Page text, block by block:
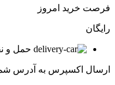
فرصت خرید امروز
رایگان
حمل و
ارسال اکسپرس به آدرس